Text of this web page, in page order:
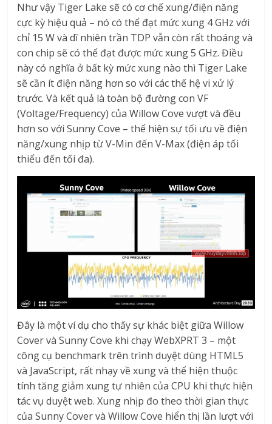
Như vậy Tiger Lake sẽ có cơ chế xung/điện năng
cực kỳ hiệu quả – nó có thể đạt mức xung 4 GHz với
chỉ 15 W và dĩ nhiên trần TDP vẫn còn rất thoáng và
con chip sẽ có thể đạt được mức xung 5 GHz. Điều
này có nghĩa ở bất kỳ mức xung nào thì Tiger Lake
sẽ cần ít điện năng hơn so với các thế hệ vi xử lý
trước. Và kết quả là toàn bộ đường con VF
(Voltage/Frequency) của Willow Cove vượt và đều
hơn so với Sunny Cove – thể hiện sự tối ưu về điện
năng/xung nhịp từ V-Min đến V-Max (điện áp tối
thiểu đến tối đa).
Đây là một ví dụ cho thấy sự khác biệt giữa Willow
Cover và Sunny Cove khi chạy WebXPRT 3 – một
công cụ benchmark trên trình duyệt dùng HTML5
và JavaScript, rất nhạy về xung và thể hiện thuộc
tính tăng giảm xung tự nhiên của CPU khi thực hiện
tác vụ duyệt web. Xung nhịp đo theo thời gian thực
của Sunny Cover và Willow Cove hiển thị lần lượt với